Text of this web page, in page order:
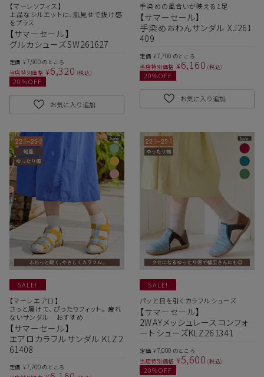
【マーレソフィス】
上品なシルエットに、肌見せで抜け感
をプラス
【サマーセール】
グルカシューズSW261627
定価 ¥7,900 のところ
当店特別価格 ¥6,320 税込
20%OFF
お気に入り追加
手染めの風合いが映える1足
【サマーセール】
手染めおわんサンダル XJ261
409
定価 ¥7,700 のところ
当店特別価格 ¥6,160 税込
20%OFF
お気に入り追加
SALE!
【マーレエアロ】
さっと履けて、ぴったりフィット。 疲れ
ないサンダル おすすめ
【サマーセール】
エアロカラフルサンダル KLZ2
61408
定価 ¥7,700 のところ
SALE!
パッと目を引くカラフルシューズ
【サマーセール】
2WAYメッシュレースコンフォ
ートシューズKLZ261341
定価 ¥7,000 のところ
当店特別価格 ¥5,600 税込
20%OFF